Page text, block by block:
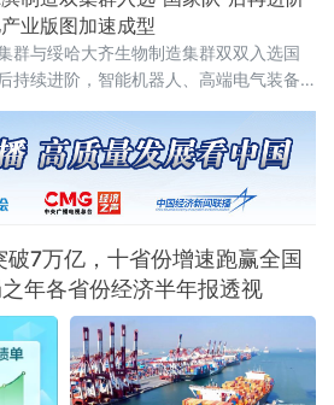
业版图加速成型
群与绥哈大齐生物制造集群双双入选国
持续进阶，智能机器人、高端电气装备
”的产业版图正在冰城大地渐次铺展。双集
“国家队”，产业根基持续夯实2
7万亿，十省份增速跑赢全国
年各省份经济半年报透视